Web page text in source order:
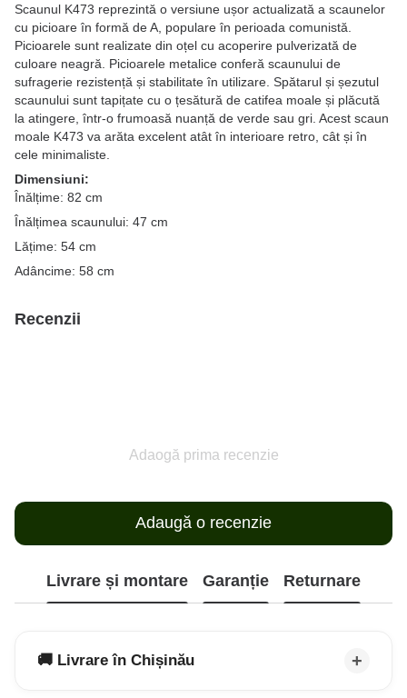
Scaunul K473 reprezintă o versiune ușor actualizată a scaunelor
cu picioare în formă de A, populare în perioada comunistă.
Picioarele sunt realizate din oțel cu acoperire pulverizată de
culoare neagră. Picioarele metalice conferă scaunului de
sufragerie rezistență și stabilitate în utilizare. Spătarul și șezutul
scaunului sunt tapițate cu o țesătură de catifea moale și plăcută
la atingere, într-o frumoasă nuanță de verde sau gri. Acest scaun
moale K473 va arăta excelent atât în interioare retro, cât și în
cele minimaliste.
Dimensiuni:
Înălțime: 82 cm
Înălțimea scaunului: 47 cm
Lățime: 54 cm
Adâncime: 58 cm
Recenzii
Adaogă prima recenzie
Adaugă o recenzie
Livrare și montare Garanție Returnare
🚚 Livrare în Chișinău